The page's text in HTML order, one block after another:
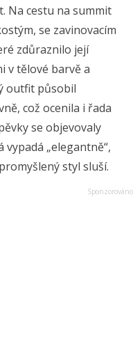
Na cestu na summit
se zavinovacím
zdůraznilo její
v tělové barvě a
outfit působil
což ocenila i řada
se objevovaly
„elegantně“,
styl sluší.